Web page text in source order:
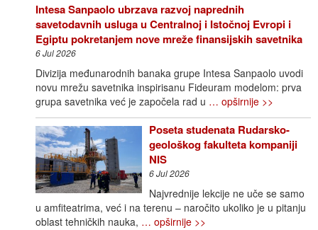
Intesa Sanpaolo ubrzava razvoj naprednih
savetodavnih usluga u Centralnoj i Istočnoj Evropi i
Egiptu pokretanjem nove mreže finansijskih savetnika
6 Jul 2026
Divizija međunarodnih banaka grupe Intesa Sanpaolo uvodi
novu mrežu savetnika inspirisanu Fideuram modelom: prva
grupa savetnika već je započela rad u … opširnije >>
Poseta studenata Rudarsko-
geološkog fakulteta kompaniji
NIS
6 Jul 2026
Najvrednije lekcije ne uče se samo
u amfiteatrima, već i na terenu – naročito ukoliko je u pitanju
oblast tehničkih nauka, … opširnije >>